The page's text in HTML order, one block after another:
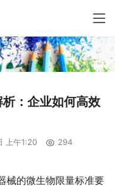
：企业如何高效
上午1:20 294
械的微生物限量标准要